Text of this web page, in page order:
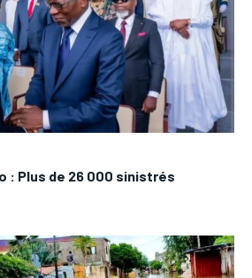
: Plus de 26 000 sinistrés